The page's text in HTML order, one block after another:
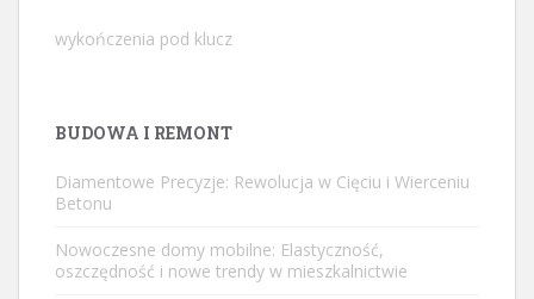
wykończenia pod klucz
BUDOWA I REMONT
Diamentowe Precyzje: Rewolucja w Cięciu i Wierceniu
Betonu
Nowoczesne domy mobilne: Elastyczność,
oszczędność i nowe trendy w mieszkalnictwie